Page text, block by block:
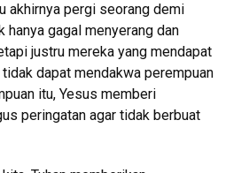
akhirnya pergi seorang demi
hanya gagal menyerang dan
justru mereka yang mendapat
tidak dapat mendakwa perempuan
itu, Yesus memberi
peringatan agar tidak berbuat